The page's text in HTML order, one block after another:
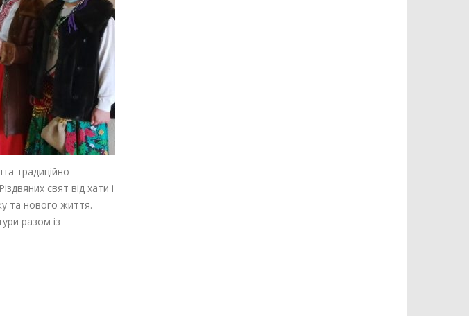
традиційно
свят від хати і
та нового життя.
разом із